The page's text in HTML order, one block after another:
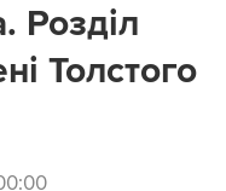
Розділ
Толстого